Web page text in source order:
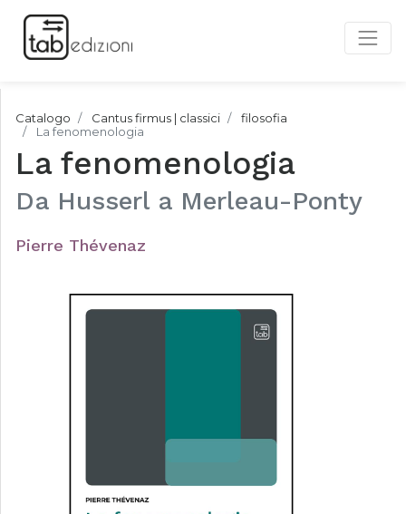
Catalogo Cantus firmus | classici
filosofia
La fenomenologia
La fenomenologia
Da Husserl a Merleau-Ponty
Pierre Thévenaz